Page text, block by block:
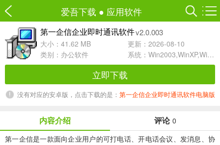
爱吾下载 ● 应用软件
第一企信企业即时通讯软件v2.0.003
大小：41.62 MB
更新：2026-08-10
类别： 办公软件 系统：Win2003,WinXP,Win2000,Win9X
立即下载
没有对应的安卓版，点击下载的是： 第一企信企业即时通讯软件电脑版
内容介绍 评论 0
第一企信是一款面向企业用户的可打电话、开电话会议、发消息、协